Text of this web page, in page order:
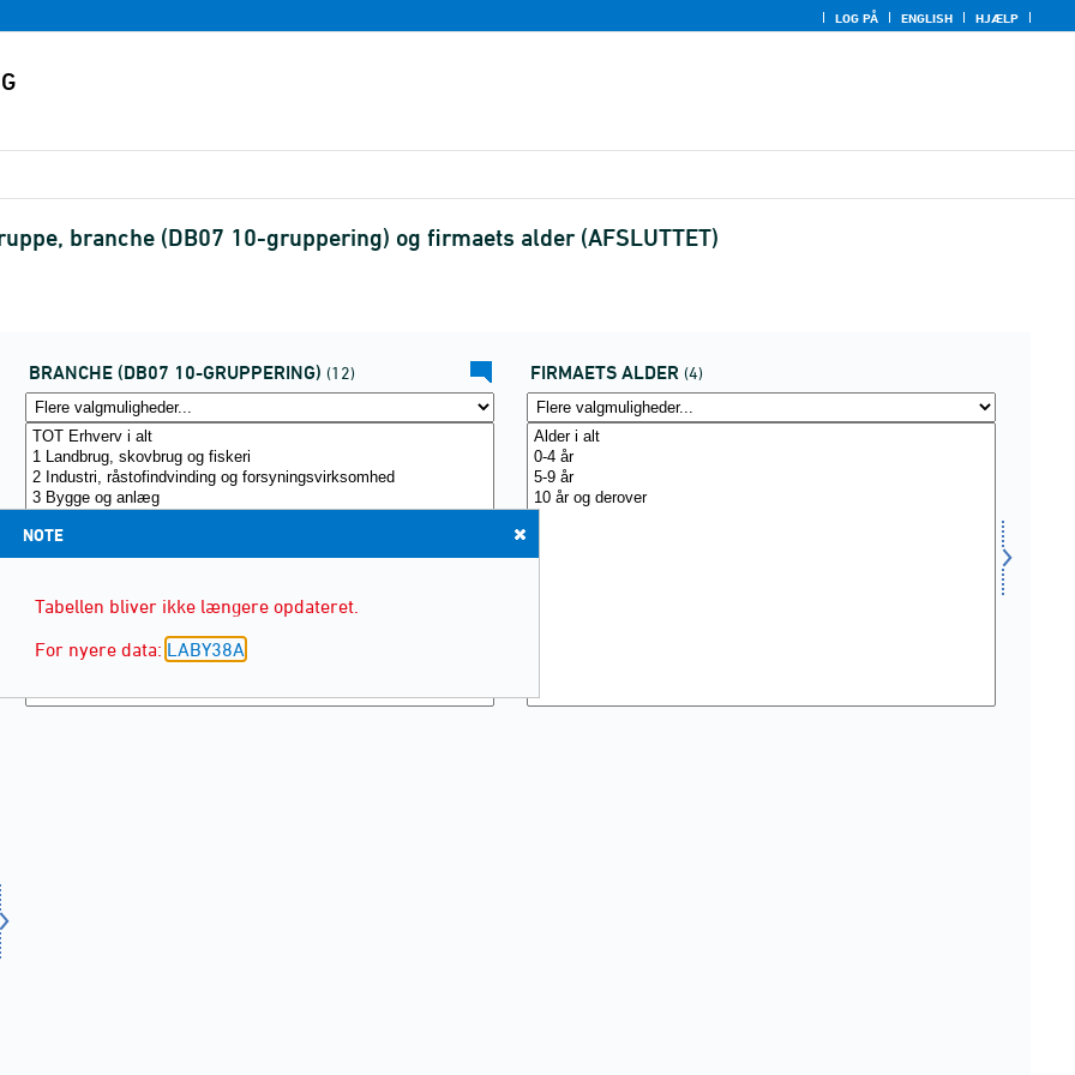
LOG PÅ ENGLISH HJÆLP
branche (DB07 10-gruppering) og firmaets alder (AFSLUTTET)
BRANCHE (DB07 10-GRUPPERING) (12) FIRMAETS ALDER (4)
NOTE
Tabellen bliver ikke længere opdateret.
For nyere data: LABY38A